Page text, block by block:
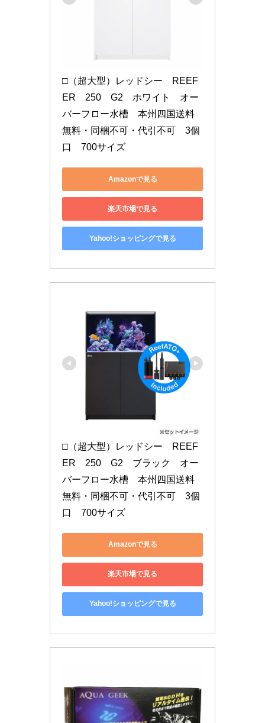
□（超大型）レッドシー　REEF
ER　250　G2　ホワイト　オー
バーフロー水槽　本州四国送料
無料・同梱不可・代引不可　3個
口　700サイズ
Amazonで見る
楽天市場で見る
Yahoo!ショッピングで見る
□（超大型）レッドシー　REEF
ER　250　G2　ブラック　オー
バーフロー水槽　本州四国送料
無料・同梱不可・代引不可　3個
口　700サイズ
Amazonで見る
楽天市場で見る
Yahoo!ショッピングで見る